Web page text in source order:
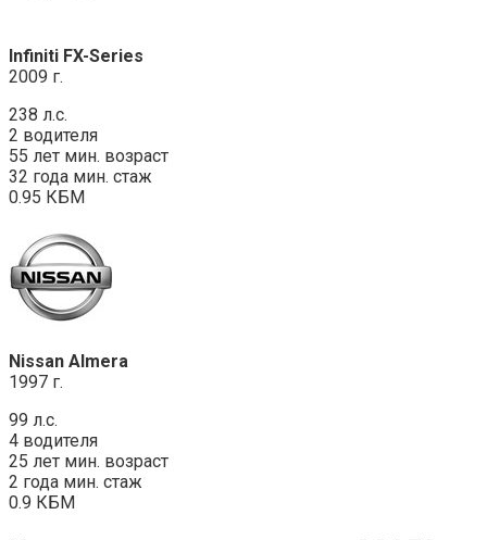
Infiniti FX-Series
2009 г.
238 л.с.
2 водителя
55 лет мин. возраст
32 года мин. стаж
0.95 КБМ
Nissan Almera
1997 г.
99 л.с.
4 водителя
25 лет мин. возраст
2 года мин. стаж
0.9 КБМ